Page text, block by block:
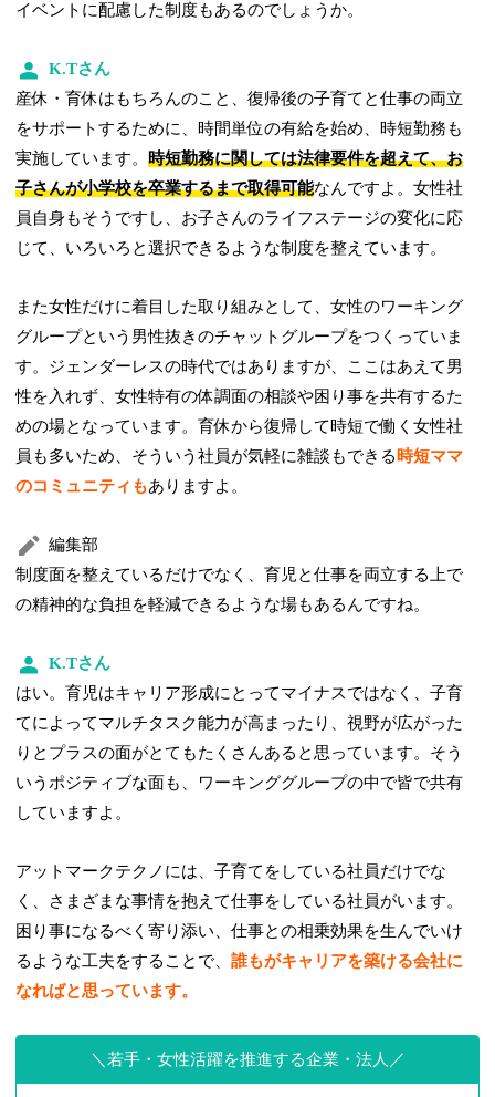
イベントに配慮した制度もあるのでしょうか。
K.Tさん
産休・育休はもちろんのこと、復帰後の子育てと仕事の両立
をサポートするために、時間単位の有給を始め、時短勤務も
実施しています。時短勤務に関しては法律要件を超えて、お
子さんが小学校を卒業するまで取得可能なんですよ。女性社
員自身もそうですし、お子さんのライフステージの変化に応
じて、いろいろと選択できるような制度を整えています。
また女性だけに着目した取り組みとして、女性のワーキング
グループという男性抜きのチャットグループをつくっていま
す。ジェンダーレスの時代ではありますが、ここはあえて男
性を入れず、女性特有の体調面の相談や困り事を共有するた
めの場となっています。育休から復帰して時短で働く女性社
員も多いため、そういう社員が気軽に雑談もできる 時短ママ
のコミュニティもありますよ。
編集部
制度面を整えているだけでなく、育児と仕事を両立する上で
の精神的な負担を軽減できるような場もあるんですね。
K.Tさん
はい。育児はキャリア形成にとってマイナスではなく、子育
てによってマルチタスク能力が高まったり、視野が広がった
りとプラスの面がとてもたくさんあると思っています。そう
いうポジティブな面も、ワーキンググループの中で皆で共有
していますよ。
アットマークテクノには、子育てをしている社員だけでな
く、さまざまな事情を抱えて仕事をしている社員がいます。
困り事になるべく寄り添い、仕事との相乗効果を生んでいけ
るような工夫をすることで、誰もがキャリアを築ける会社に
なればと思っています。
若手・女性活躍を推進する企業・法人